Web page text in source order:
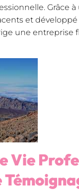
Grâce
et
une entreprise
Vie